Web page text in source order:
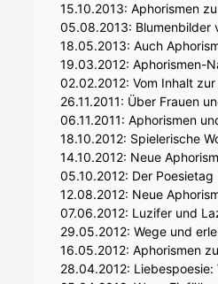
15.10.2013: Aphorismen
05.08.2013: Blumenbilder
18.05.2013: Auch
19.03.2012: Aphorismen-
02.02.2012: Vom Inhalt
26.11.2011: Über Frauen
06.11.2011: Aphorismen
18.10.2012: Spielerische
14.10.2012: Neue
05.10.2012: Der Poesietag
12.08.2012: Neue
07.06.2012: Luzifer und
29.05.2012: Wege und
16.05.2012: Aphorismen
28.04.2012: